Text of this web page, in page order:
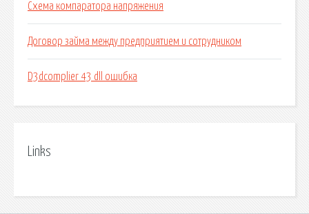
Схема компаратора напряжения
Договор займа между предприятием и сотрудником
D3dcomplier 43 dll ошибка
Links